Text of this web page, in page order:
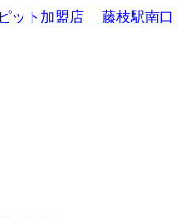
ット加盟店 藤枝駅南口